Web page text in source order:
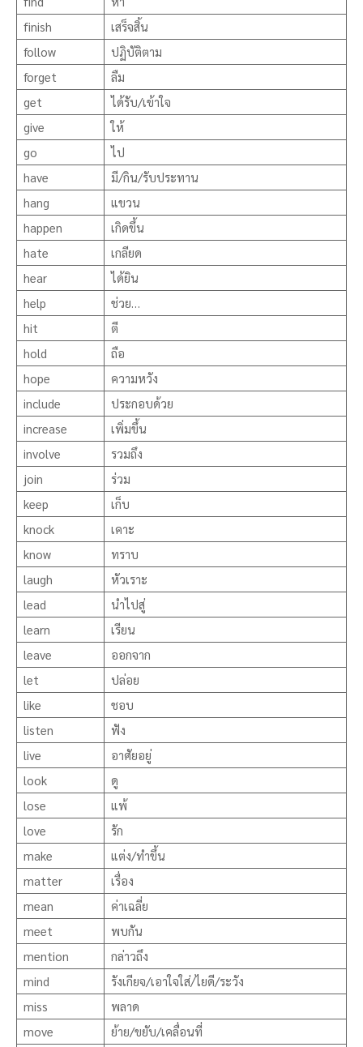
finish
เสร็จสิ้น
follow
ปฏิบัติตาม
forget
ลืม
get
ได้รับ/เข้าใจ
give
ให้
go
ไป
have
มี/กิน/รับประทาน
hang
แขวน
happen
เกิดขึ้น
hate
เกลียด
hear
ได้ยิน
help
ช่วย…
hit
ตี
hold
ถือ
hope
ความหวัง
include
ประกอบด้วย
increase
เพิ่มขึ้น
involve
รวมถึง
join
ร่วม
keep
เก็บ
knock
เคาะ
know
ทราบ
laugh
หัวเราะ
lead
นำไปสู่
learn
เรียน
leave
ออกจาก
let
ปล่อย
like
ชอบ
listen
ฟัง
live
อาศัยอยู่
look
ดู
lose
แพ้
love
รัก
make
แต่ง/ทำขึ้น
matter
เรื่อง
mean
ค่าเฉลี่ย
meet
พบกัน
mention
กล่าวถึง
mind
รังเกียจ/เอาใจใส่/ไยดี/ระวัง
miss
พลาด
move
ย้าย/ขยับ/เคลื่อนที่